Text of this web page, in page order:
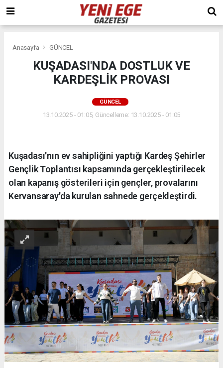
Anasayfa GÜNCEL
KUŞADASI'NDA DOSTLUK VE
KARDEŞLİK PROVASI
GÜNCEL
13.10.2025 - 01:05, Güncelleme: 13.10.2025 - 01:05
Kuşadası'nın ev sahipliğini yaptığı Kardeş Şehirler
Gençlik Toplantısı kapsamında gerçekleştirilecek
olan kapanış gösterileri için gençler, provalarını
Kervansaray'da kurulan sahnede gerçekleştirdi.